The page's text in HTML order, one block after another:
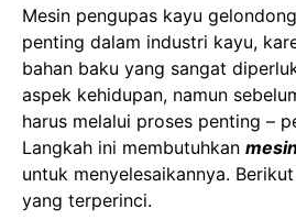
Mesin pengupas kayu
penting dalam industri kayu,
bahan baku yang sangat
aspek kehidupan, namun
harus melalui proses penting –
Langkah ini membutuhkan
untuk menyelesaikannya.
yang terperinci.